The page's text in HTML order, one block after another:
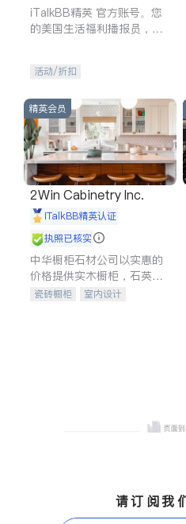
iTalkBB精英 官方账号。您
的美国生活福利播报员，精
专属福利。
活动/折扣
精英会员
2Win Cabinetry Inc.
iTalkBB精英认证
执照已核实
中华橱柜石材公司以实惠的
价格提供实木橱柜，石英石
台面，多种优质不锈钢水
瓷砖橱柜
室内设计
请订阅我